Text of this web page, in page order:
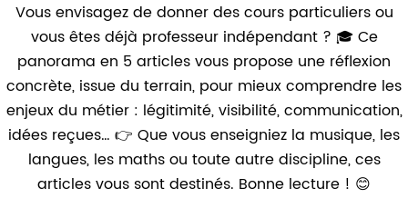
Vous envisagez de donner des cours particuliers ou
vous êtes déjà professeur indépendant ? 🎓 Ce
panorama en 5 articles vous propose une réflexion
concrète, issue du terrain, pour mieux comprendre les
enjeux du métier : légitimité, visibilité, communication,
idées reçues… 👉 Que vous enseigniez la musique, les
langues, les maths ou toute autre discipline, ces
articles vous sont destinés. Bonne lecture ! 😊